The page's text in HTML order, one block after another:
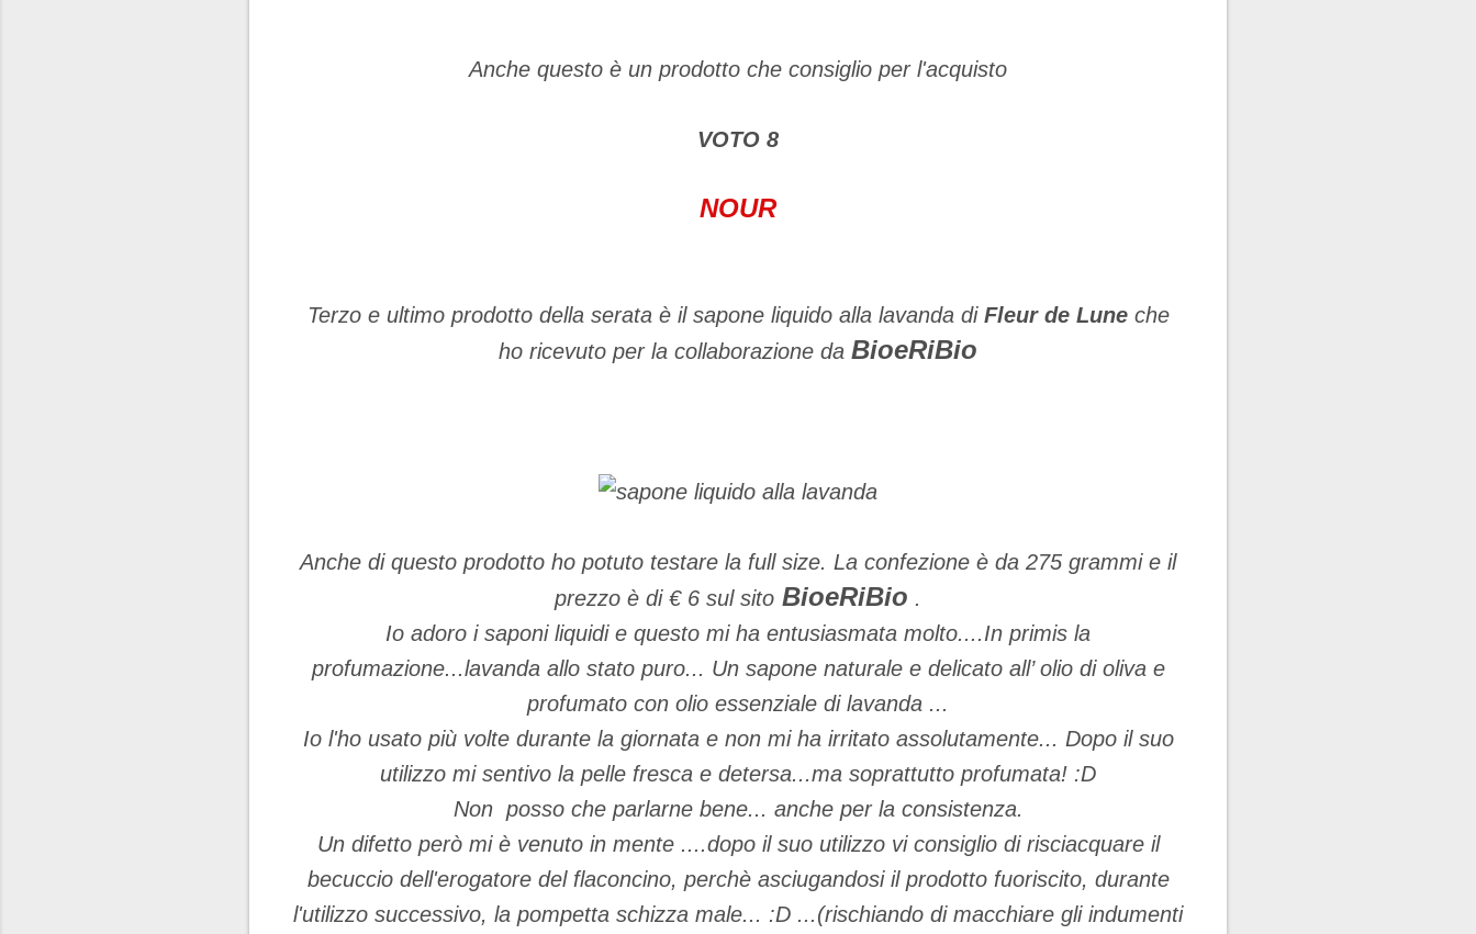
Anche questo è un prodotto che consiglio per l'acquisto
VOTO 8
NOUR
Terzo e ultimo prodotto della serata è il sapone liquido alla lavanda di Fleur de Luneche
ho ricevuto per la collaborazione da BioeRiBio
Anche di questo prodotto ho potuto testare la full size. La confezione è da 275 grammi e il
prezzo è di € 6 sul sito BioeRiBio .
Io adoro i saponi liquidi e questo mi ha entusiasmata molto....In primis la
profumazione...lavanda allo stato puro... Un sapone naturale e delicato all’ olio di oliva e
profumato con olio essenziale di lavanda ...
Io l'ho usato più volte durante la giornata e non mi ha irritato assolutamente... Dopo il suo
utilizzo mi sentivo la pelle fresca e detersa...ma soprattutto profumata! :D
Non posso che parlarne bene... anche per la consistenza.
Un difetto però mi è venuto in mente ....dopo il suo utilizzo vi consiglio di risciacquare il
becuccio dell'erogatore del flaconcino, perchè asciugandosi il prodotto fuoriscito, durante
l'utilizzo successivo, la pompetta schizza male... :D ...(rischiando di macchiare gli indumenti